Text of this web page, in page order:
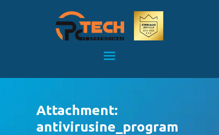
Attachment:
antivirusine_program
Kompiuterių remontas Kaune
Kompiuterių priežiūra
APIE MUS
KONTAKTAI